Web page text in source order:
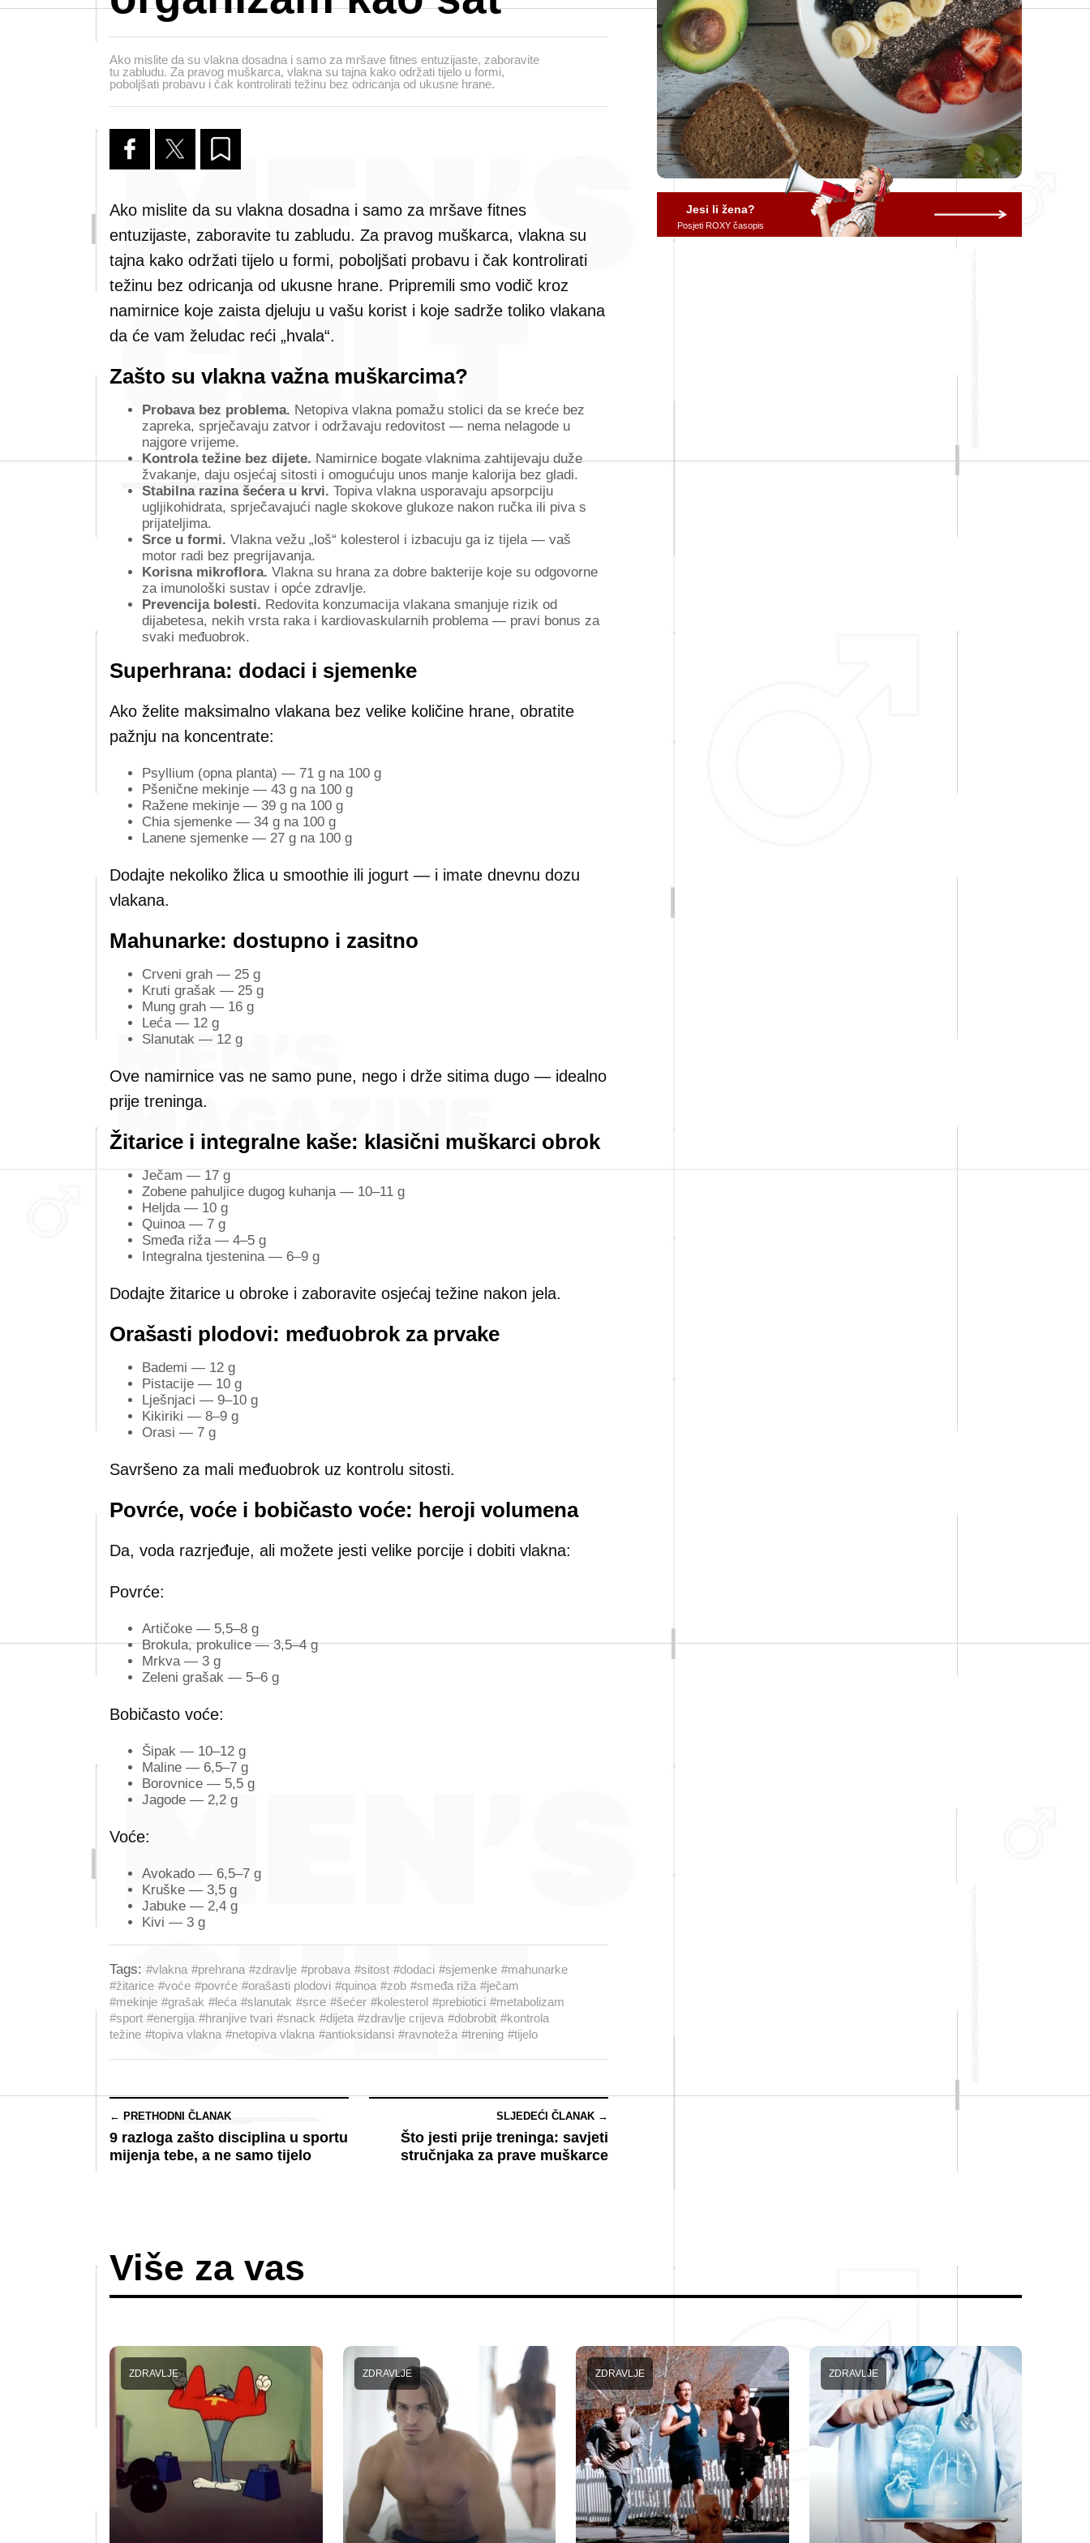
Ako mislite da su vlakna dosadna i samo za mršave fitnes entuzijaste, zaboravite
tu zabludu. Za pravog muškarca, vlakna su tajna kako održati tijelo u formi,
poboljšati probavu i čak kontrolirati težinu bez odricanja od ukusne hrane.
Ako mislite da su vlakna dosadna i samo za mršave fitnes
entuzijaste, zaboravite tu zabludu. Za pravog muškarca, vlakna su
tajna kako održati tijelo u formi, poboljšati probavu i čak kontrolirati
težinu bez odricanja od ukusne hrane. Pripremili smo vodič kroz
namirnice koje zaista djeluju u vašu korist i koje sadrže toliko vlakana
da će vam želudac reći „hvala“.
Zašto su vlakna važna muškarcima?
Probava bez problema. Netopiva vlakna pomažu stolici da se kreće bez
zapreka, sprječavaju zatvor i održavaju redovitost — nema nelagode u
najgore vrijeme.
Kontrola težine bez dijete.Namirnice bogate vlaknima zahtijevaju duže
žvakanje, daju osjećaj sitosti i omogućuju unos manje kalorija bez gladi.
Stabilna razina šećera u krvi. Topiva vlakna usporavaju apsorpciju
ugljikohidrata, sprječavajući nagle skokove glukoze nakon ručka ili piva s
prijateljima.
Srce u formi. Vlakna vežu „loš“ kolesterol i izbacuju ga iz tijela — vaš
motor radi bez pregrijavanja.
Korisna mikroflora. Vlakna su hrana za dobre bakterije koje su odgovorne
za imunološki sustav i opće zdravlje.
Prevencija bolesti. Redovita konzumacija vlakana smanjuje rizik od
dijabetesa, nekih vrsta raka i kardiovaskularnih problema — pravi bonus za
svaki međuobrok.
Superhrana: dodaci i sjemenke
Ako želite maksimalno vlakana bez velike količine hrane, obratite
pažnju na koncentrate:
Psyllium (opna planta) — 71 g na 100 g
Pšenične mekinje — 43 g na 100 g
Ražene mekinje — 39 g na 100 g
Chia sjemenke — 34 g na 100 g
Lanene sjemenke — 27 g na 100 g
Dodajte nekoliko žlica u smoothie ili jogurt — i imate dnevnu dozu
vlakana.
Mahunarke: dostupno i zasitno
Crveni grah — 25 g
Kruti grašak — 25 g
Mung grah — 16 g
Leća — 12 g
Slanutak — 12 g
Ove namirnice vas ne samo pune, nego i drže sitima dugo — idealno
prije treninga.
Žitarice i integralne kaše: klasični muškarci obrok
Ječam — 17 g
Zobene pahuljice dugog kuhanja — 10–11 g
Heljda — 10 g
Quinoa — 7 g
Smeđa riža — 4–5 g
Integralna tjestenina — 6–9 g
Dodajte žitarice u obroke i zaboravite osjećaj težine nakon jela.
Orašasti plodovi: međuobrok za prvake
Bademi — 12 g
Pistacije — 10 g
Lješnjaci — 9–10 g
Kikiriki — 8–9 g
Orasi — 7 g
Savršeno za mali međuobrok uz kontrolu sitosti.
Povrće, voće i bobičasto voće: heroji volumena
Da, voda razrjeđuje, ali možete jesti velike porcije i dobiti vlakna:
Povrće:
Artičoke — 5,5–8 g
Brokula, prokulice — 3,5–4 g
Mrkva — 3 g
Zeleni grašak — 5–6 g
Bobičasto voće:
Šipak — 10–12 g
Maline — 6,5–7 g
Borovnice — 5,5 g
Jagode — 2,2 g
Voće:
Avokado — 6,5–7 g
Kruške — 3,5 g
Jabuke — 2,4 g
Kivi — 3 g
Tags: #vlakna #prehrana #zdravlje #probava #sitost #dodaci #sjemenke #mahunarke
#žitarice #voće #povrće #orašasti plodovi #quinoa #zob #smeđa riža #ječam
#mekinje #grašak #leća #slanutak #srce #šećer #kolesterol #prebiotici #metabolizam
#sport #energija #hranjive tvari #snack #dijeta #zdravlje crijeva #dobrobit #kontrola
težine #topiva vlakna #netopiva vlakna #antioksidansi #ravnoteža #trening #tijelo
← PRETHODNI ČLANAK
9 razloga zašto disciplina u sportu
mijenja tebe, a ne samo tijelo
SLJEDEĆI ČLANAK →
Što jesti prije treninga: savjeti
stručnjaka za prave muškarce
Jesi li žena?
Posjeti ROXY časopis
Više za vas
ZDRAVLJE ZDRAVLJE ZDRAVLJE ZDRAVLJE